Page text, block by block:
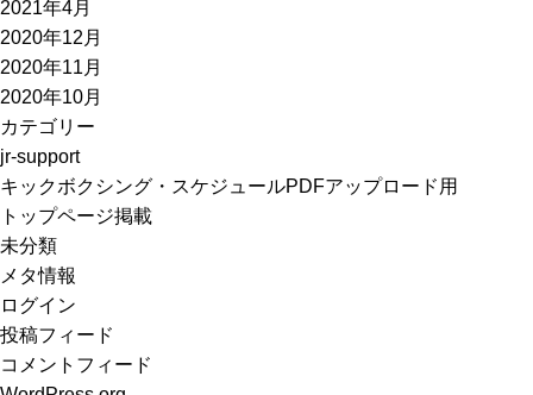
2021年4月
2020年12月
2020年11月
2020年10月
カテゴリー
jr-support
キックボクシング・スケジュールPDFアップロード用
トップページ掲載
未分類
メタ情報
ログイン
投稿フィード
コメントフィード